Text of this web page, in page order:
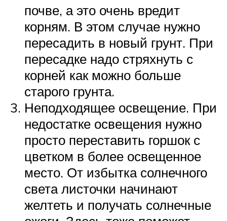
почве, а это очень вредит
корням. В этом случае нужно
пересадить в новый грунт. При
пересадке надо стряхнуть с
корней как можно больше
старого грунта.
Неподходящее освещение. При
недостатке освещения нужно
просто переставить горшок с
цветком в более освещенное
место. От избытка солнечного
света листочки начинают
желтеть и получать солнечные